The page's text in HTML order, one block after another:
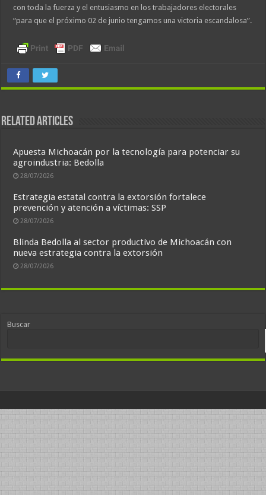
con toda la fuerza y el entusiasmo en los trabajadores electorales
“para que el próximo 02 de junio tengamos una victoria escandalosa”.
Related Articles
Apuesta Michoacán por la tecnología para potenciar su
agroindustria: Bedolla
28/07/2026
Estrategia estatal contra la extorsión fortalece
prevención y atención a víctimas: SSP
28/07/2026
Blinda Bedolla al sector productivo de Michoacán con
nueva estrategia contra la extorsión
28/07/2026
Buscar